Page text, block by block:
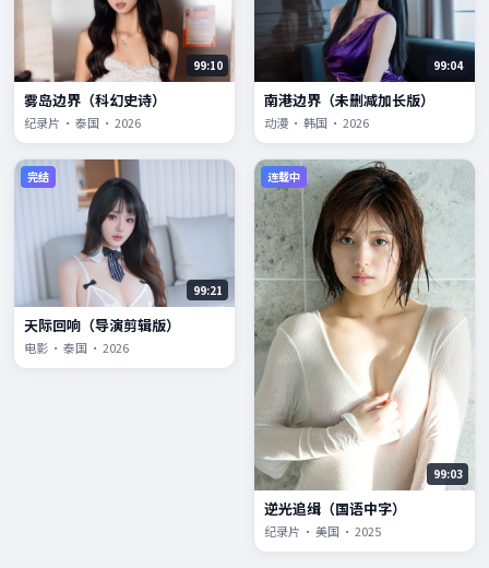
99:10
雾岛边界（科幻史诗）
纪录片 · 泰国 · 2026
99:04
南港边界（未删减加长版）
动漫 · 韩国 · 2026
完结
99:21
天际回响（导演剪辑版）
电影 · 泰国 · 2026
连载中
99:03
逆光追缉（国语中字）
纪录片 · 美国 · 2025